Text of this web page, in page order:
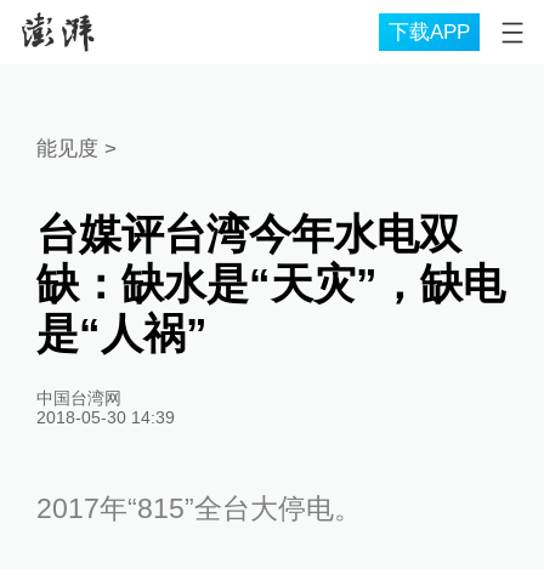
下载APP
能见度 >
台媒评台湾今年水电双
缺：缺水是“天灾”，缺电
是“人祸”
中国台湾网
2018-05-30 14:39
2017年“815”全台大停电。